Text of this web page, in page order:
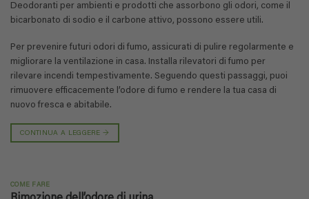
Deodoranti per ambienti e prodotti che assorbono gli odori, come il
bicarbonato di sodio e il carbone attivo, possono essere utili.
Per prevenire futuri odori di fumo, assicurati di pulire regolarmente e
migliorare la ventilazione in casa. Installa rilevatori di fumo per
rilevare incendi tempestivamente. Seguendo questi passaggi, puoi
rimuovere efficacemente l’odore di fumo e rendere la tua casa di
nuovo fresca e abitabile.
CONTINUA A LEGGERE→
COME FARE